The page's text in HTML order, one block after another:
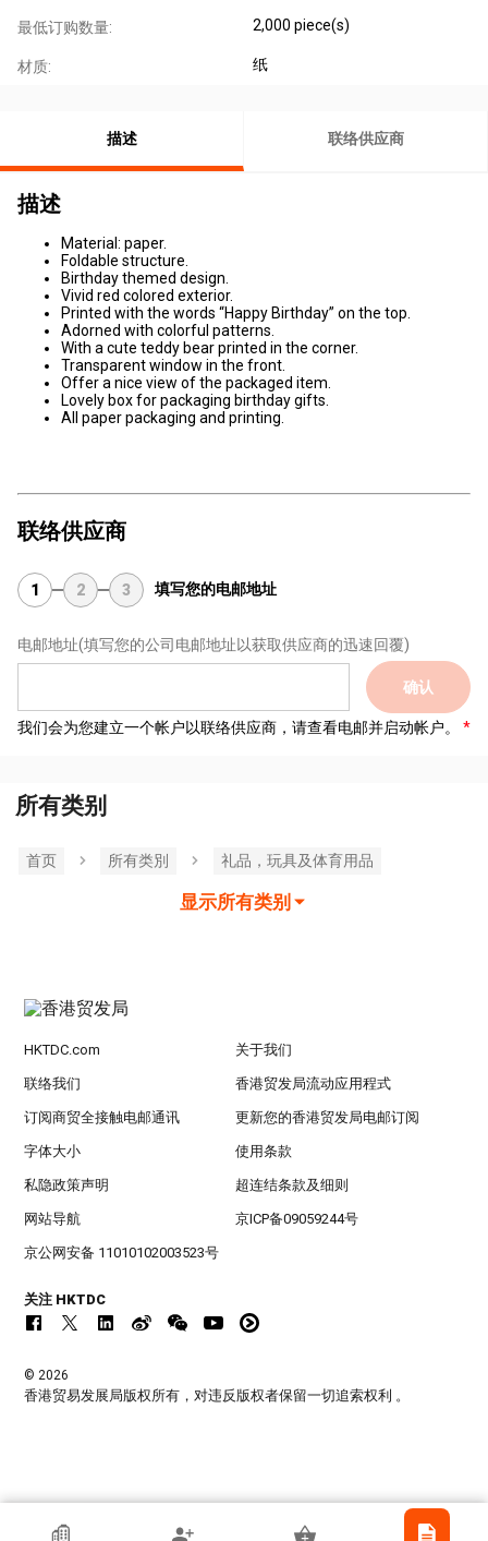
最低订购数量: 2,000 piece(s)
材质: 纸
描述 联络供应商
描述
Material: paper.
Foldable structure.
Birthday themed design.
Vivid red colored exterior.
Printed with the words “Happy Birthday” on the top.
Adorned with colorful patterns.
With a cute teddy bear printed in the corner.
Transparent window in the front.
Offer a nice view of the packaged item.
Lovely box for packaging birthday gifts.
All paper packaging and printing.
联络供应商
1 2 3 填写您的电邮地址
电邮地址(填写您的公司电邮地址以获取供应商的迅速回覆)
确认
我们会为您建立一个帐户以联络供应商，请查看电邮并启动帐户。
所有类别
首页 所有类別 礼品，玩具及体育用品
显示所有类别
香港贸发局参展商
HKTDC.com 关于我们
联络我们 香港贸发局流动应用程式
订阅商贸全接触电邮通讯 更新您的香港贸发局电邮订阅
字体大小 使用条款
私隐政策声明 超连结条款及细则
网站导航 京ICP备09059244号
京公网安备 11010102003523号
关注 HKTDC
© 2026
香港贸易发展局版权所有，对违反版权者保留一切追索权利 。